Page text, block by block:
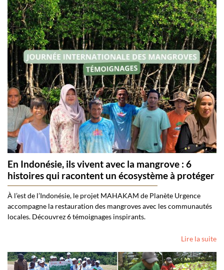
En Indonésie, ils vivent avec la mangrove : 6
histoires qui racontent un écosystème à protéger
À l’est de l’Indonésie, le projet MAHAKAM de Planète Urgence
accompagne la restauration des mangroves avec les communautés
locales. Découvrez 6 témoignages inspirants.
Lire la suite